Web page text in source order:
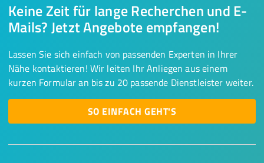
Keine Zeit für lange Recherchen und E-
Mails? Jetzt Angebote empfangen!
Lassen Sie sich einfach von passenden Experten in Ihrer
Nähe kontaktieren! Wir leiten Ihr Anliegen aus einem
kurzen Formular an bis zu 20 passende Dienstleister weiter.
SO EINFACH GEHT'S